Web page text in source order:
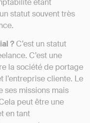
statut souvent très
? C’est un statut
C’est une
la société de portage
l’entreprise cliente. Le
ses missions mais
peut être une
en tant